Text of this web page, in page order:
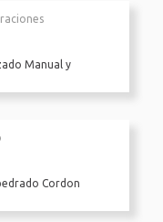
Manual y
Cordon